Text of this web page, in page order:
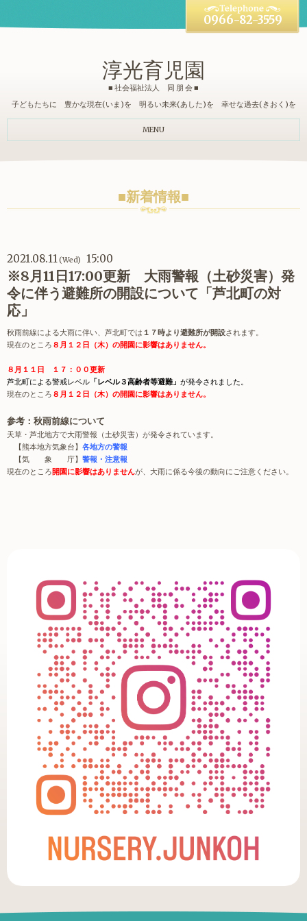
淳光育児園
■ 社会福祉法人 同 朋 会 ■
子どもたちに 豊かな現在(いま)を 明るい未来(あした)を 幸せな過去(きおく)を
0966-82-3559
MENU
■新着情報■
2021.08.11(Wed) 15:00
※8月11日17:00更新 大雨警報（土砂災害）発
令に伴う避難所の開設について「芦北町の対
応」
秋雨前線による大雨に伴い、芦北町では １７時より避難所が開設されます。
現在のところ ８月１２日（木）の開園に影響はありません。
８月１１日 １７：００更新
芦北町による警戒レベル 「レベル３高齢者等避難」 が発令されました。
現在のところ ８月１２日（木）の開園に影響はありません。
参考：秋雨前線について
天草・芦北地方で大雨警報（土砂災害）が発令されています。
【熊本地方気象台】 各地方の警報
【気 象 庁】 警報・注意報
現在のところ開園に影響はありませんが、大雨に係る今後の動向にご注意ください。